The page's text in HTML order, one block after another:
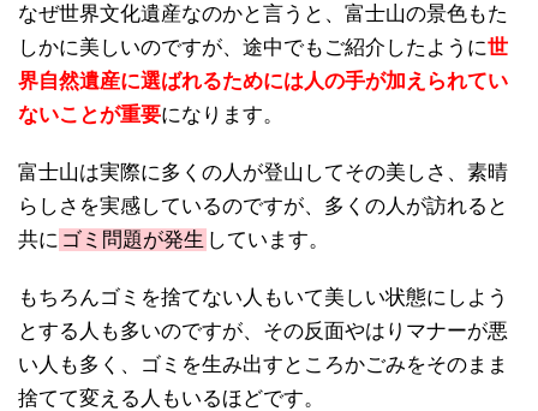
なぜ世界文化遺産なのかと言うと、富士山の景色もた
しかに美しいのですが、途中でもご紹介したように世
界自然遺産に選ばれるためには人の手が加えられてい
ないことが重要になります。
富士山は実際に多くの人が登山してその美しさ、素晴
らしさを実感しているのですが、多くの人が訪れると
共に ゴミ問題が発生 しています。
もちろんゴミを捨てない人もいて美しい状態にしよう
とする人も多いのですが、その反面やはりマナーが悪
い人も多く、ゴミを生み出すところかごみをそのまま
捨てて変える人もいるほどです。